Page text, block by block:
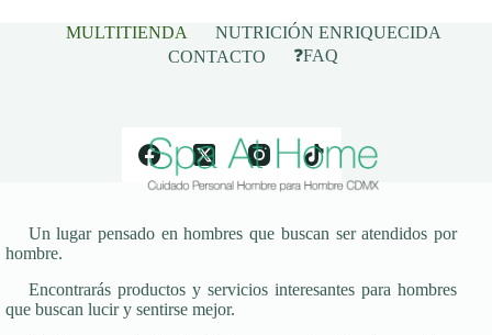
m pp
MULTITIENDA
NUTRICIÓN ENRIQUECIDA
CONTACTO
❓FAQ
Un lugar pensado en hombres que buscan ser atendidos por
hombre.
Encontrarás productos y servicios interesantes para hombres
que buscan lucir y sentirse mejor.